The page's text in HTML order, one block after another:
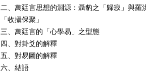
二、萬廷言思想的淵源：聶豹之「歸寂」與羅
「收攝保聚」
三、萬廷言的「心學易」之型態
四、對卦爻的解釋
五、對易圖的解釋
六、結語